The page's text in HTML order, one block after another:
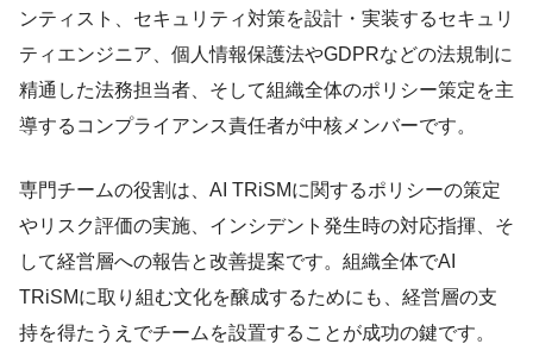
ンティスト、セキュリティ対策を設計・実装するセキュリ
ティエンジニア、個人情報保護法やGDPRなどの法規制に
精通した法務担当者、そして組織全体のポリシー策定を主
導するコンプライアンス責任者が中核メンバーです。
専門チームの役割は、AI TRiSMに関するポリシーの策定
やリスク評価の実施、インシデント発生時の対応指揮、そ
して経営層への報告と改善提案です。組織全体でAI
TRiSMに取り組む文化を醸成するためにも、経営層の支
持を得たうえでチームを設置することが成功の鍵です。